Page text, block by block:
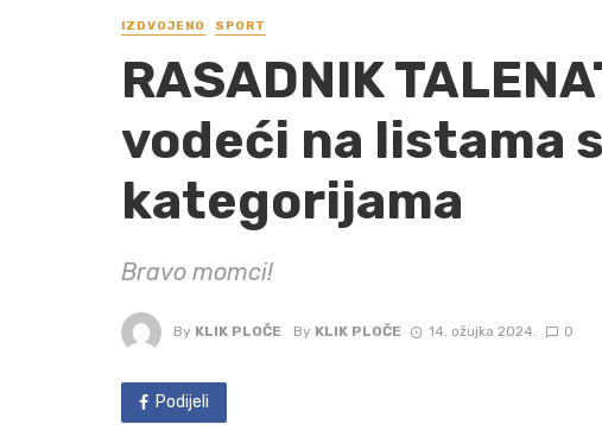
IZDVOJENO SPORT
RASADNIK
vodeći na listama
kategorijama
Bravo momci!
By KLIK PLOČE By KLIK PLOČE 14. ožujka 2024. 0
Podijeli